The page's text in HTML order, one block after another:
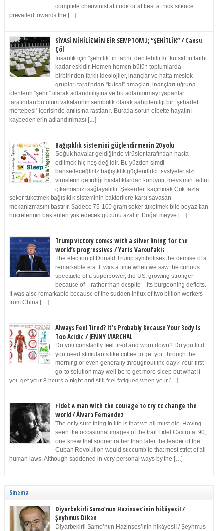
complete chauvinist attitude or at best a thick silence
prevailed towards the […]
SİYASİ NİHİLİZMİN BİR SEMPTOMU; “ŞEHİTLİK” / Cansu
Çöl
İnsanlık için “şehitlik” in tarihi, denilebilir ki “kutsal”ın tarihi
kadar eskidir. Hemen hemen bütün toplumlarda
birbirinden farklı ideolojiler, inançlar ve hatta meslek
grupları tarafından “kutsal” amaçları, inançları uğruna
ölenlerin “şehit” olarak adlandırılışına ve bu adlandırmayı yapanlar
tarafından bu ölüm vakalarının sembolik olarak sahiplenilip bir “şehadet
mertebesi” içerisinde anılışına rastlanır. Burada sorun elbette hayatını
kaybedenlerin adlandırılması […]
Bağışıklık sistemini güçlendirmenin 20 yolu
Soğuk havalar geldiğinde virüsler tarafından hasta
edilmek hiç hoş değildir. Bu yüzden şimdi
bahsedeceğimiz bağışıklık güçlendirici tavsiyeler sizi
virüslerin getirdiği hastalıklardan koruyup, mevsimin tadını
çıkarmanızı sağlayabilir. Şekerden kaçınmak Çok fazla
şeker tüketmek bağışıklık sisteminin bakterilere karşı savaşan
mekanizmasını bastırır. Sadece 75-100 gram şeker tüketmek bile beyaz kan
hücrelerinin bakterileri yok edecek gücünü azaltır. Doğal meyve […]
Trump victory comes with a silver lining for the
world’s progressives / Yanis Varoufakis
The election of Donald Trump symbolises the demise of a
remarkable era. It was a time when we saw the curious
spectacle of a superpower, the US, growing stronger
because of – rather than despite – its burgeoning deficits.
It was also remarkable because of the sudden influx of two billion workers –
from China […]
Always Feel Tired? It’s Probably Because Your Body Is
Too Acidic / JENNY MARCHAL
Do you constantly feel tired and worn down? Do you find
you need stimulants like coffee to get you through the
morning or even generally throughout the day? Your first
go-to solution may well be to get more sleep but what if
you get your 8 hours a night and still feel fatigued when your […]
Fidel: A man with the courage to try to change the
world / Álvaro Fernández
The only sure thing in life is that we all must die. Having
seen the occasional images of the frail Fidel Castro at 90,
one knew that sooner rather than later the leader of the
Cuban Revolution would succumb to that most strict of all
human laws. Although saddened in very personal ways by the […]
Sinema
Diyarbekirli Samo’nun Hazinses’inin hikâyesi! /
Şeyhmus Diken
Diyarbekirli Samo’nun Hazinses’inin hikâyesi! / Şeyhmus